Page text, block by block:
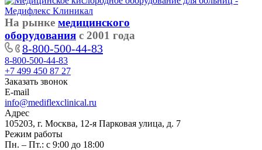
На рынке медицинского
оборудования с 2001 года
8-800-500-44-83
8-800-500-44-83
+7 499 450 87 27
Заказать звонок
E-mail
info@mediflexclinical.ru
Адрес
105203, г. Москва, 12-я Парковая улица, д. 7
Режим работы
Пн. – Пт.: с 9:00 до 18:00